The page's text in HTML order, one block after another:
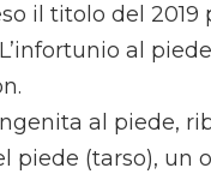
il titolo del
al
al piede,
piede (tarso), un